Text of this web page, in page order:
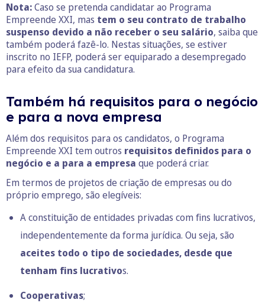
Nota:Caso se pretenda candidatar ao Programa
Empreende XXI, mas tem o seu contrato de trabalho
suspenso devido a não receber o seu salário, saiba que
também poderá fazê-lo. Nestas situações, se estiver
inscrito no IEFP, poderá ser equiparado a desempregado
para efeito da sua candidatura.
Também há requisitos para o negócio
e para a nova empresa
Além dos requisitos para os candidatos, o Programa
Empreende XXI tem outros requisitos definidos para o
negócio e a para a empresa que poderá criar.
Em termos de projetos de criação de empresas ou do
próprio emprego, são elegíveis:
A constituição de entidades privadas com fins lucrativos,
independentemente da forma jurídica. Ou seja, são
aceites todo o tipo de sociedades, desde que
tenham fins lucrativos.
Cooperativas;